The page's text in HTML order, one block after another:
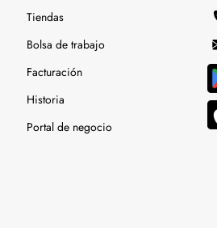
Tiendas
Bolsa de trabajo
Facturación
Historia
Portal de negocio